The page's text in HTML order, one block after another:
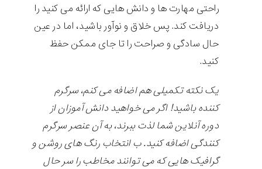
راحتی مهارت ها و دانش هایی که ارائه می کنید را
دریافت کند. پس خلاق و نوآور باشید، اما در عین
حال سادگی و صراحت را تا جای ممکن حفظ
کنید.
یک نکته تکمیلی هم اضافه می کنم، سرگرم
کننده باشید! اگر می خواهید دانش آموزان از
دوره آنلاین شما لذت ببرند، به آن عنصر سرگرم
کنندگی اضافه کنید. ب انتخاب رنگ های روشن و
گرافیک هایی که می توانند مخاطب را سر حال